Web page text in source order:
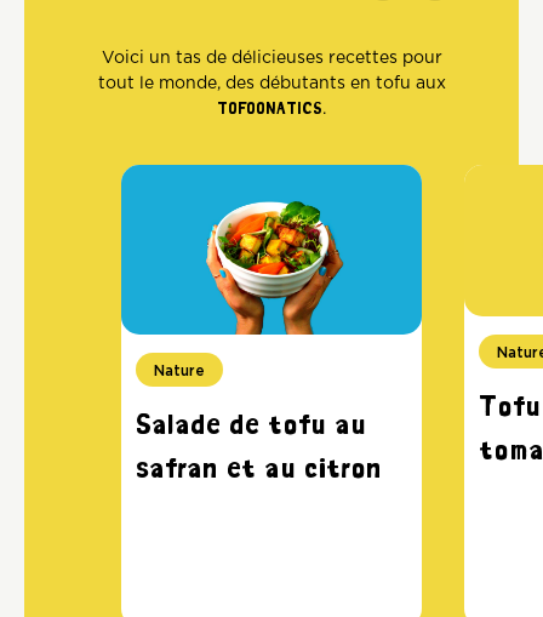
Voici un tas de délicieuses recettes pour
tout le monde, des débutants en tofu aux
TOFOONATICS.
Nature
Salade de tofu au
safran et au citron